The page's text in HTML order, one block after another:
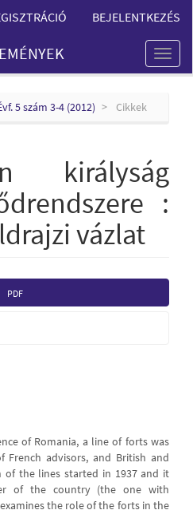
BEJELENTKEZÉS
Toggle
5 szám 3-4 (2012) Cikkek
királyság
:
vázlat
PDF
of Romania, a line of forts was
advisors, and British and
of the lines started in 1937 and it
of the country (the one with
the role of the forts in the